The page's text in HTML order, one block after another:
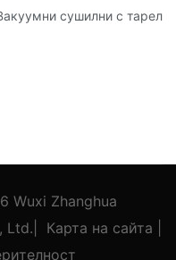
в химическата и
сушилни с
Wuxi Zhanghua
Ltd.
Карта на сайта